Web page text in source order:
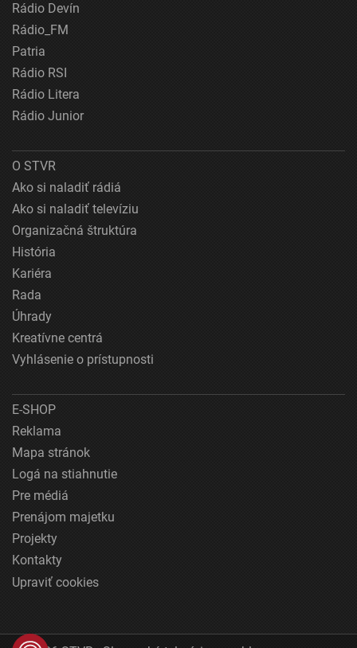
Rádio Devín
Rádio_FM
Patria
Rádio RSI
Rádio Litera
Rádio Junior
O STVR
Ako si naladiť rádiá
Ako si naladiť televíziu
Organizačná štruktúra
História
Kariéra
Rada
Úhrady
Kreatívne centrá
Vyhlásenie o prístupnosti
E-SHOP
Reklama
Mapa stránok
Logá na stiahnutie
Pre médiá
Prenájom majetku
Projekty
Kontakty
Upraviť cookies